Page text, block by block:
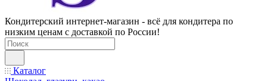
Кондитерский интернет-магазин - всё для кондитера по
низким ценам с доставкой по России!
Каталог